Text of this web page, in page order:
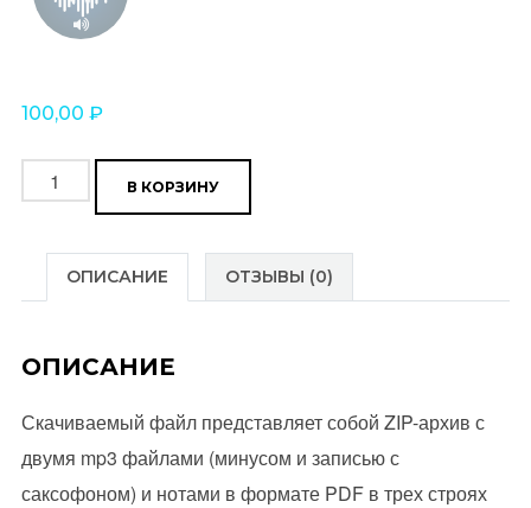
100,00 ₽
Количество
товара
Amore
(Ricchi
Poveri)
В КОРЗИНУ
ОПИСАНИЕ ОТЗЫВЫ (0)
ОПИСАНИЕ
Скачиваемый файл представляет собой ZIP-архив с
двумя mp3 файлами (минусом и записью с
саксофоном) и нотами в формате PDF в трех строях